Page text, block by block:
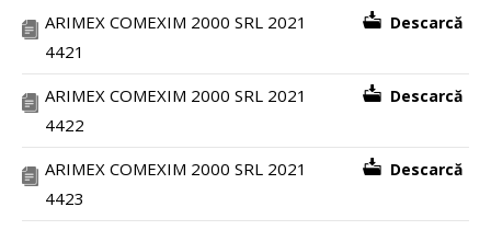
ARIMEX COMEXIM 2000 SRL 2021
4421
Descarcă
ARIMEX COMEXIM 2000 SRL 2021
4422
Descarcă
ARIMEX COMEXIM 2000 SRL 2021
4423
Descarcă